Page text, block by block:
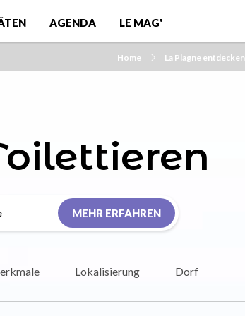
AGENDA LE MAG'
Home La Plagne entdecken
MEHR ERFAHREN
Lokalisierung Dorf